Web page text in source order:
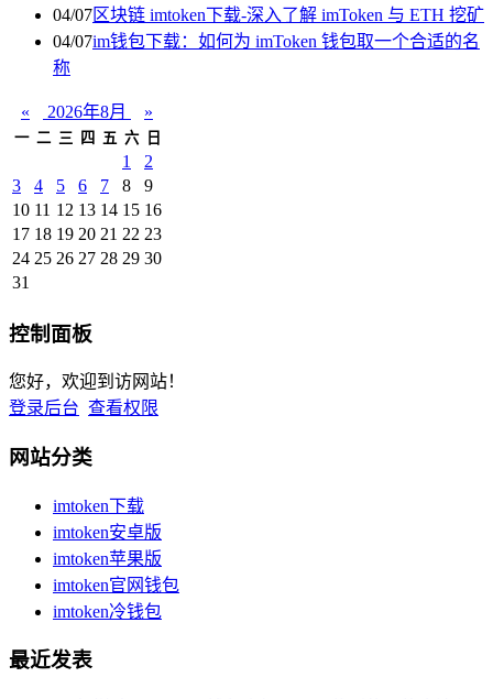
04/07区块链 imtoken下载-深入了解 imToken 与 ETH 挖矿
04/07im钱包下载：如何为 imToken 钱包取一个合适的名
称
« 2026年8月 »
一 二 三 四 五 六 日
1
2
3
4 5 6 7 8
9
10 11 12 13 14 15 16
17 18 19 20 21 22 23
24 25 26 27 28 29 30
31
控制面板
您好，欢迎到访网站！
登录后台 查看权限
网站分类
imtoken下载
imtoken安卓版
imtoken苹果版
imtoken官网钱包
imtoken冷钱包
最近发表